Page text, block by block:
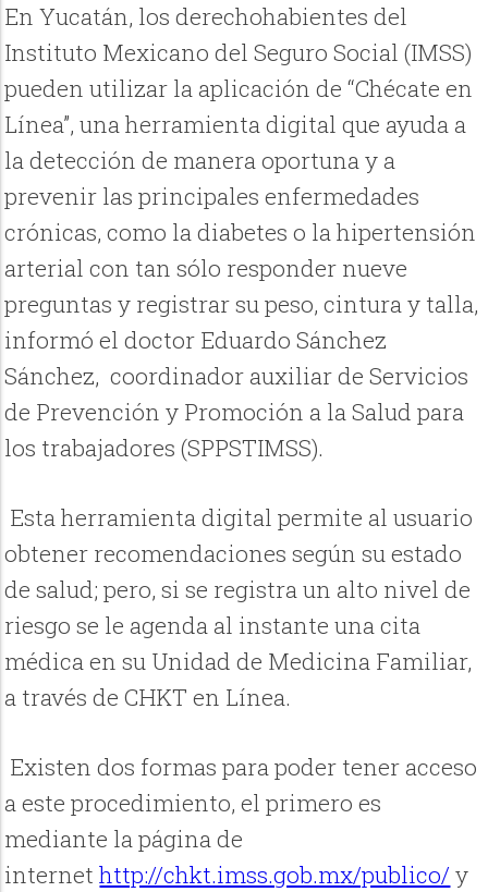
En Yucatán, los derechohabientes del
Instituto Mexicano del Seguro Social (IMSS)
pueden utilizar la aplicación de “Chécate en
Línea”, una herramienta digital que ayuda a
la detección de manera oportuna y a
prevenir las principales enfermedades
crónicas, como la diabetes o la hipertensión
arterial con tan sólo responder nueve
preguntas y registrar su peso, cintura y talla,
informó el doctor Eduardo Sánchez
Sánchez, coordinador auxiliar de Servicios
de Prevención y Promoción a la Salud para
los trabajadores (SPPSTIMSS).
Esta herramienta digital permite al usuario
obtener recomendaciones según su estado
de salud; pero, si se registra un alto nivel de
riesgo se le agenda al instante una cita
médica en su Unidad de Medicina Familiar,
a través de CHKT en Línea.
Existen dos formas para poder tener acceso
a este procedimiento, el primero es
mediante la página de
internethttp://chkt.imss.gob.mx/publico/ y